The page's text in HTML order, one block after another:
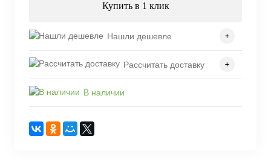
Купить в 1 клик
Нашли дешевле
Рассчитать доставку
В наличии